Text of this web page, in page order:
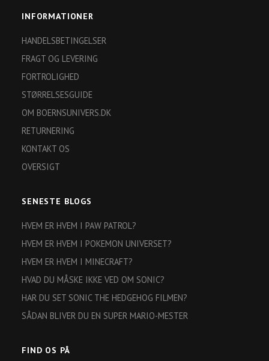
INFORMATIONER
HANDELSBETINGELSER
FRAGT OG LEVERING
FORTROLIGHED
STØRRELSESGUIDE
OM BOERNSUNIVERS.DK
RETURNERING
KONTAKT OS
OVERSIGT
SENESTE BLOGS
HVEM ER HVEM I PAW PATROL?
HVEM ER HVEM I POKEMON UNIVERSET?
HVEM ER HVEM I MINECRAFT?
HVAD DU MÅSKE IKKE VED OM SONIC?
HAR DU SET SONIC THE HEDGEHOG FILMEN?
SÅDAN BLIVER DU EN SUPER MARIO-MESTER
FIND OS PÅ